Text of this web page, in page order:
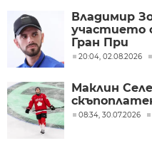
Владимир
участието
Гран При
20:04, 02.08.2026
Маклин
08:34, 30.07.2026